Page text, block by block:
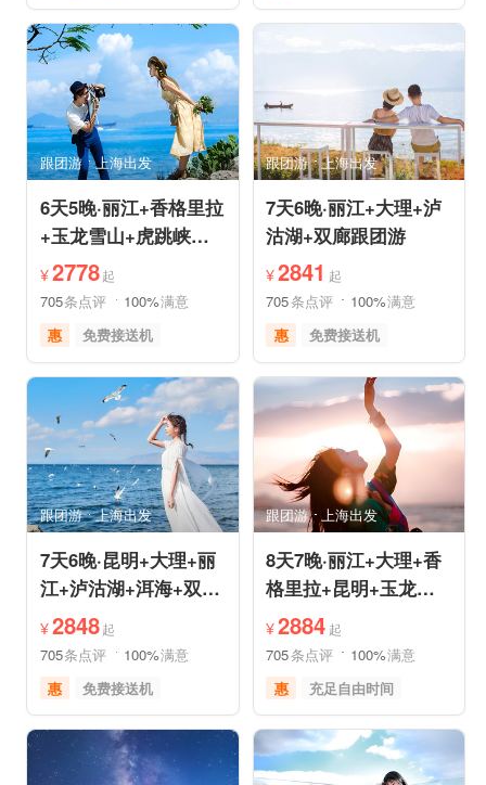
免费接送机
免费WIFI
管家服务
品质游
情侣游
摄影之旅
休闲度假
自然山水
美食享受
乡村趣游
森林公园
美景探索
深度人文
世界遗产
特色民宿
自由活动
跟团游 上海出发
6天5晚·丽江+香格里拉
+玉龙雪山+虎跳峡半
自助游
¥2778起
705条点评 100%满意
惠
免费接送机
休闲游
世界遗产
雪山之旅
美食享受
摄影之旅
跟团游 上海出发
7天6晚·昆明+大理+丽
江+泸沽湖+洱海+双廊
+圣托里尼跟团游
¥2848起
705条点评 100%满意
惠
免费接送机
品质游
世界遗产
美食享受
自然山水
摄影之旅
品质游
世界遗产
雪山之旅
美食享受
摄影之旅
跟团游 上海出发
7天6晚·丽江+大理+泸
沽湖+双廊跟团游
¥2841 起
705条点评 100%满意
惠
免费接送机
品质游
世界遗产
美食享受
摄影之旅
自然山水
跟团游 上海出发
8天7晚·丽江+大理+香
格里拉+昆明+玉龙雪
山半自助游
¥2884 起
705条点评 100%满意
惠
充足自由时间
免费接送机
品质游
世界遗产
雪山之旅
森林草原